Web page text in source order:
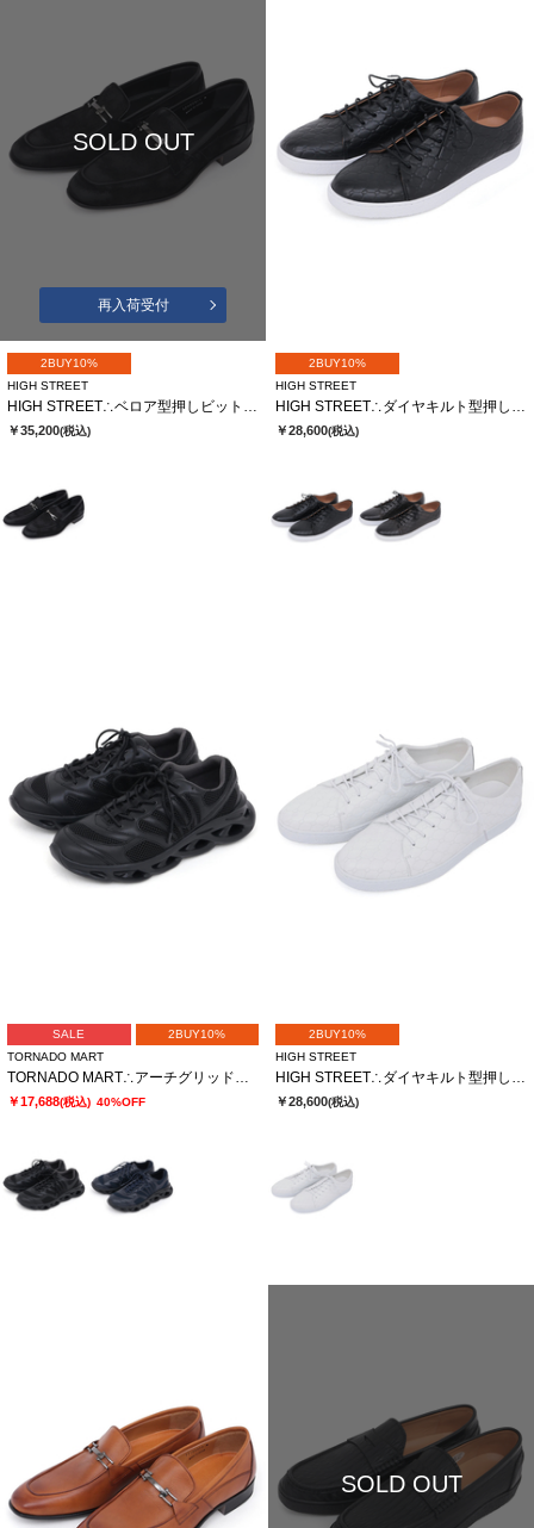
SOLD OUT
再入荷受付
2BUY10%
HIGH STREET
HIGH STREET∴ベロア型押しビットローファー
￥35,200(税込)
2BUY10%
HIGH STREET
HIGH STREET∴ダイヤキルト型押しドレススニーカー
￥28,600(税込)
SALE
2BUY10%
TORNADO MART
TORNADO MART∴アーチグリッドスニーカー
￥17,688(税込) 40%OFF
2BUY10%
HIGH STREET
HIGH STREET∴ダイヤキルト型押しドレススニーカー
￥28,600(税込)
SOLD OUT